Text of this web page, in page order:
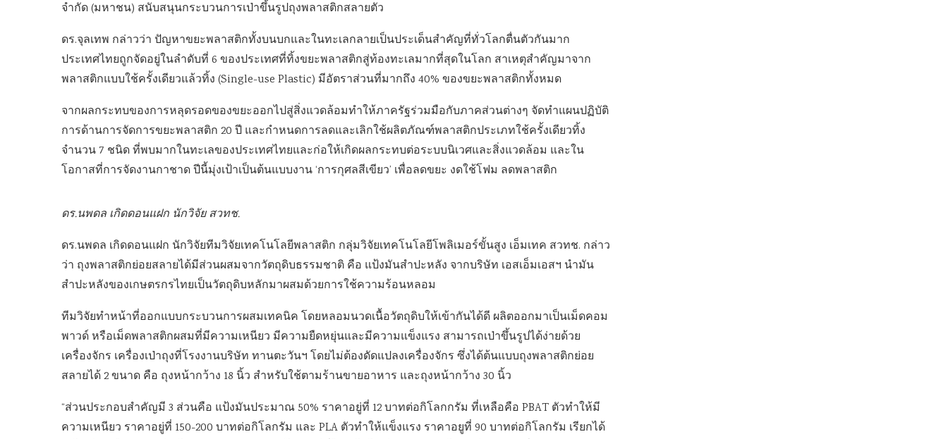
จำกัด (มหาชน) สนับสนุนกระบวนการเป่าขึ้นรูปถุงพลาสติกสลายตัว
ดร.จุลเทพ กล่าวว่า ปัญหาขยะพลาสติกทั้งบนบกและในทะเลกลายเป็นประเด็นสำคัญที่ทั่วโลกตื่นตัวกันมาก
ประเทศไทยถูกจัดอยู่ในลำดับที่ 6 ของประเทศที่ทิ้งขยะพลาสติกสู่ท้องทะเลมากที่สุดในโลก สาเหตุสำคัญมาจาก
พลาสติกแบบใช้ครั้งเดียวแล้วทิ้ง (Single-use Plastic) มีอัตราส่วนที่มากถึง 40% ของขยะพลาสติกทั้งหมด
จากผลกระทบของการหลุดรอดของขยะออกไปสู่สิ่งแวดล้อมทำให้ภาครัฐร่วมมือกับภาคส่วนต่างๆ จัดทำแผนปฏิบัติ
การด้านการจัดการขยะพลาสติก 20 ปี และกำหนดการลดและเลิกใช้ผลิตภัณฑ์พลาสติกประเภทใช้ครั้งเดียวทิ้ง
จำนวน 7 ชนิด ที่พบมากในทะเลของประเทศไทยและก่อให้เกิดผลกระทบต่อระบบนิเวศและสิ่งแวดล้อม และใน
โอกาสที่การจัดงานกาชาด ปีนี้มุ่งเป้าเป็นต้นแบบงาน ‘การกุศลสีเขียว’ เพื่อลดขยะ งดใช้โฟม ลดพลาสติก
ดร.นพดล เกิดดอนแฝก นักวิจัย สวทช.
ดร.นพดล เกิดดอนแฝก นักวิจัยทีมวิจัยเทคโนโลยีพลาสติก กลุ่มวิจัยเทคโนโลยีโพลิเมอร์ขั้นสูง เอ็มเทค สวทช. กล่าว
ว่า ถุงพลาสติกย่อยสลายได้มีส่วนผสมจากวัตถุดิบธรรมชาติ คือ แป้งมันสำปะหลัง จากบริษัท เอสเอ็มเอสฯ นำมัน
สำปะหลังของเกษตรกรไทยเป็นวัตถุดิบหลักมาผสมด้วยการใช้ความร้อนหลอม
ทีมวิจัยทำหน้าที่ออกแบบกระบวนการผสมเทคนิค โดยหลอมนวดเนื้อวัตถุดิบให้เข้ากันได้ดี ผลิตออกมาเป็นเม็ดคอม
พาวด์ หรือเม็ดพลาสติกผสมที่มีความเหนียว มีความยืดหยุ่นและมีความแข็งแรง สามารถเป่าขึ้นรูปได้ง่ายด้วย
เครื่องจักร เครื่องเป่าถุงที่โรงงานบริษัท ทานตะวันฯ โดยไม่ต้องดัดแปลงเครื่องจักร ซึ่งได้ต้นแบบถุงพลาสติกย่อย
สลายได้ 2 ขนาด คือ ถุงหน้ากว้าง 18 นิ้ว สำหรับใช้ตามร้านขายอาหาร และถุงหน้ากว้าง 30 นิ้ว
“ส่วนประกอบสำคัญมี 3 ส่วนคือ แป้งมันประมาณ 50% ราคาอยู่ที่ 12 บาทต่อกิโลกกรัม ที่เหลือคือ PBAT ตัวทำให้มี
ความเหนียว ราคาอยู่ที่ 150-200 บาทต่อกิโลกรัม และ PLA ตัวทำให้แข็งแรง ราคาอยูที่ 90 บาทต่อกิโลกรัม เรียกได้